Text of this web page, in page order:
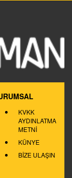
KVKK
AYDINLATMA
METNİ
KÜNYE
BİZE ULAŞIN